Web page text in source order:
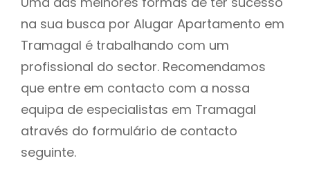
na sua busca por Alugar Apartamento em
Tramagal é trabalhando com um
profissional do sector. Recomendamos
que entre em contacto com a nossa
equipa de especialistas em Tramagal
através do formulário de contacto
seguinte.